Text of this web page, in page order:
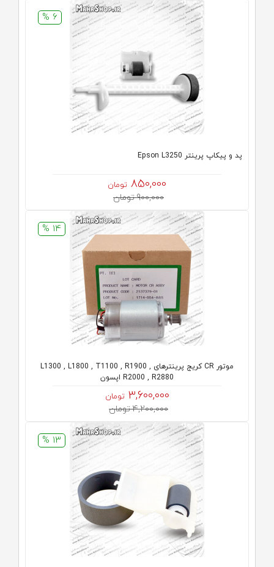
6 %
پد و پیکاپ پرینتر Epson L3250
850,000 تومان
900,000 تومان
14 %
موتور CR کریج پرینترهای L1300 , L1800 , T1100 , R1900 ,
R2000 , R2880 اپسون
3,600,000 تومان
4,200,000 تومان
13 %